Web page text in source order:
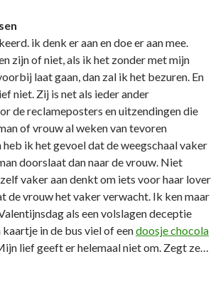
ik denk er aan en doe er aan mee.
zijn of niet, als ik het zonder met mijn
laat gaan, dan zal ik het bezuren. En
niet. Zij is net als ieder ander
de reclameposters en uitzendingen die
of vrouw al weken van tevoren
ik het gevoel dat de weegschaal vaker
doorslaat dan naar de vrouw. Niet
vaker aan denkt om iets voor haar lover
de vrouw het vaker verwacht. Ik ken maar
als een volslagen deceptie
in de bus viel of eendoosje chocola
lief geeft er helemaal niet om. Zegt ze…